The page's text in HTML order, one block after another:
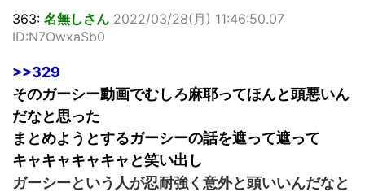
363: 名無しさん 2022/03/28(月) 11:46:50.07
ID:N7OwxaSb0
>>329
そのガーシー動画でむしろ麻耶ってほんと頭悪いん
だなと思った
まとめようとするガーシーの話を遮って遮って
キャキャキャキャと笑い出し
ガーシーという人が忍耐強く意外と頭いいんだなと